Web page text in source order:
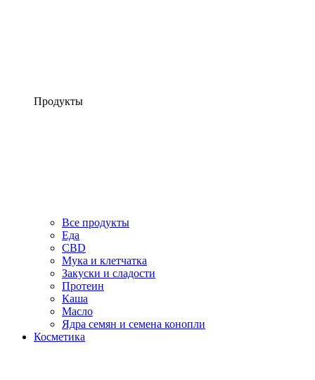
Продукты
Все продукты
Еда
CBD
Мука и клетчатка
Закуски и сладости
Протеин
Каша
Масло
Ядра семян и семена конопли
Косметика